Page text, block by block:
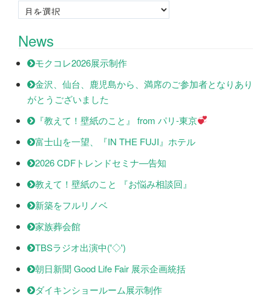
Monthly
archives
News
モクコレ2026展示制作
金沢、仙台、鹿児島から、満席のご参加者となりあり
がとうございました
『教えて！壁紙のこと』 from パリ-東京
富士山を一望、『IN THE FUJI』ホテル
2026 CDFトレンドセミナ―告知
教えて！壁紙のこと 『お悩み相談回』
新築をフルリノベ
家族葬会館
TBSラジオ出演中('◇')ゞ
朝日新聞 Good Life Fair 展示企画統括
ダイキンショールーム展示制作